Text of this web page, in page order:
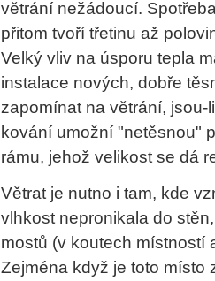
větrání nežádoucí.
přitom tvoří třetinu až
Velký vliv na úsporu tepla
instalace nových, dobře
zapomínat na větrání, jsou-
kování umožní "netěsnou"
rámu, jehož velikost se dá
Větrat je nutno i tam, kde
vlhkost nepronikala do
mostů (v koutech místností
Zejména když je toto místo